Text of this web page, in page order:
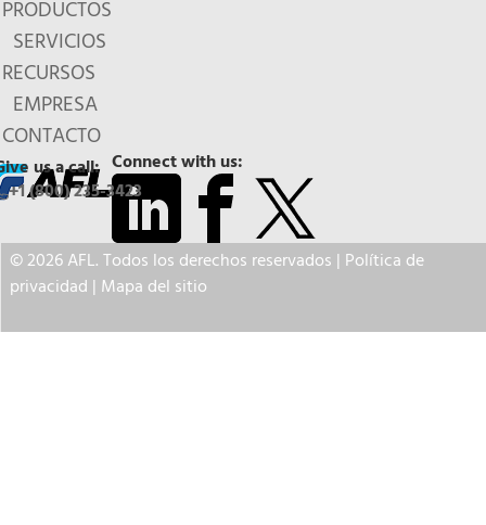
PRODUCTOS
SERVICIOS
RECURSOS
EMPRESA
CONTACTO
Connect with us:
us a call:
+1 (800) 235-3423
© 2026 AFL. Todos los derechos reservados | Política de
privacidad | Mapa del sitio